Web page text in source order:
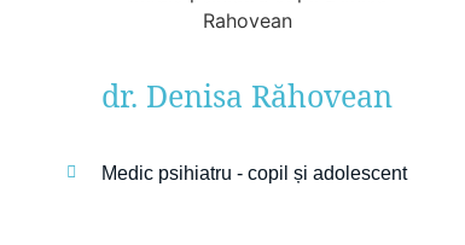
dr. Denisa Răhovean
Medic psihiatru - copil și adolescent